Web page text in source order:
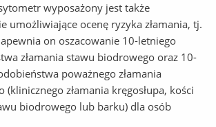
wyposażony jest także
umożliwiające ocenę ryzyka złamania, tj.
on oszacowanie 10-letniego
złamania stawu biodrowego oraz 10-
poważnego złamania
(klinicznego złamania kręgosłupa, kości
biodrowego lub barku) dla osób